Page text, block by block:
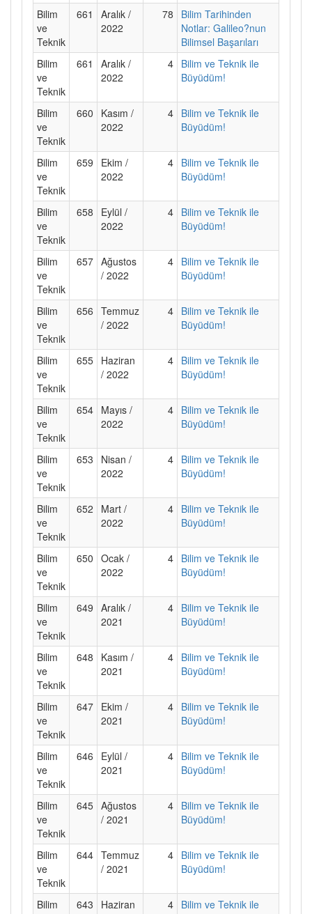
Bilim
ve
Teknik
661
Aralık /
2022
78
Bilim Tarihinden
Notlar: Galileo?nun
Bilimsel Başarıları
Bilim
ve
Teknik
661
Aralık /
2022
4 Bilim ve Teknik ile
Büyüdüm!
Bilim
ve
Teknik
660
Kasım /
2022
4 Bilim ve Teknik ile
Büyüdüm!
Bilim
ve
Teknik
659
Ekim /
2022
4 Bilim ve Teknik ile
Büyüdüm!
Bilim
ve
Teknik
658
Eylül /
2022
4 Bilim ve Teknik ile
Büyüdüm!
Bilim
ve
Teknik
657 Ağustos
/ 2022
4 Bilim ve Teknik ile
Büyüdüm!
Bilim
ve
Teknik
656 Temmuz
/ 2022
4 Bilim ve Teknik ile
Büyüdüm!
Bilim
ve
Teknik
655 Haziran
/ 2022
4 Bilim ve Teknik ile
Büyüdüm!
Bilim
ve
Teknik
654 Mayıs /
2022
4 Bilim ve Teknik ile
Büyüdüm!
Bilim
ve
Teknik
653
Nisan /
2022
4 Bilim ve Teknik ile
Büyüdüm!
Bilim
ve
Teknik
652
Mart /
2022
4 Bilim ve Teknik ile
Büyüdüm!
Bilim
ve
Teknik
650 Ocak /
2022
4 Bilim ve Teknik ile
Büyüdüm!
Bilim
ve
Teknik
649 Aralık /
2021
4 Bilim ve Teknik ile
Büyüdüm!
Bilim
ve
Teknik
648
Kasım /
2021
4 Bilim ve Teknik ile
Büyüdüm!
Bilim
ve
Teknik
647 Ekim /
2021
4 Bilim ve Teknik ile
Büyüdüm!
Bilim
ve
Teknik
646
Eylül /
2021
4 Bilim ve Teknik ile
Büyüdüm!
Bilim
ve
Teknik
645 Ağustos
/ 2021
4 Bilim ve Teknik ile
Büyüdüm!
Bilim
ve
Teknik
644 Temmuz
/ 2021
4 Bilim ve Teknik ile
Büyüdüm!
Bilim
643
Haziran
4 Bilim ve Teknik ile